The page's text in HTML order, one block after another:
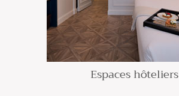
Espaces hôteliers